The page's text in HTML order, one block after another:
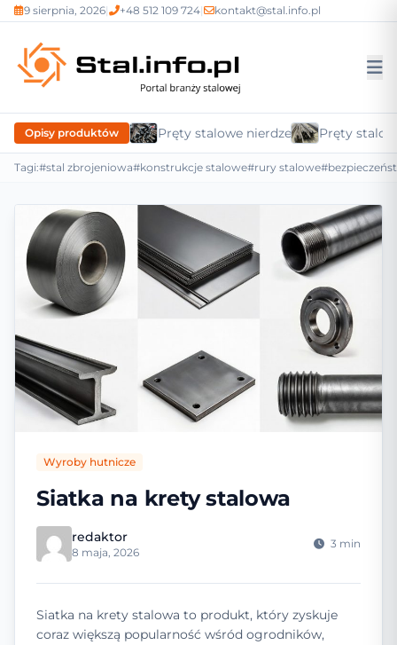
9 sierpnia, 2026| +48 512 109 724| kontakt@stal.info.pl
Opisy produktów Pręty stalowe nierdzewnePręty
Tagi:#stal zbrojeniowa#konstrukcje stalowe#rury stalowe
Wyroby hutnicze
Siatka na krety stalowa
redaktor
8 maja, 2026
3 min
Siatka na krety stalowa to produkt, który zyskuje
coraz większą popularność wśród ogrodników,